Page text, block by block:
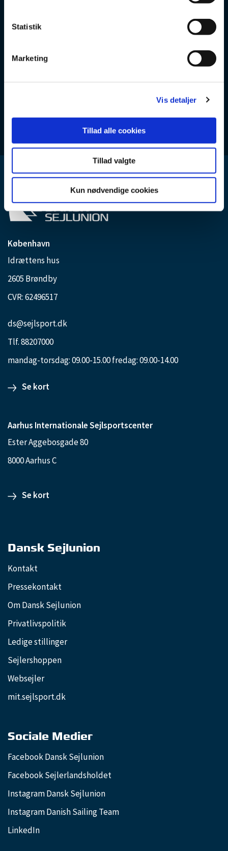
Statistik
Marketing
Vis detaljer
Tillad alle cookies
Tillad valgte
Kun nødvendige cookies
København
Idrættens hus
2605 Brøndby
CVR: 62496517
ds@sejlsport.dk
Tlf. 88207000
mandag-torsdag: 09.00-15.00 fredag: 09.00-14.00
Se kort
Aarhus Internationale Sejlsportscenter
Ester Aggebosgade 80
8000 Aarhus C
Se kort
Dansk Sejlunion
Kontakt
Pressekontakt
Om Dansk Sejlunion
Privatlivspolitik
Ledige stillinger
Sejlershoppen
Websejler
mit.sejlsport.dk
Sociale Medier
Facebook Dansk Sejlunion
Facebook Sejlerlandsholdet
Instagram Dansk Sejlunion
Instagram Danish Sailing Team
LinkedIn